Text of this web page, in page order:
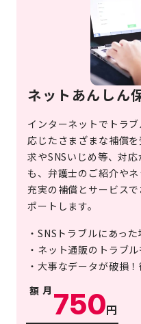
ネットあんしん
インターネットでトラ
応じたさまざまな補償
求やSNSいじめ等、対
も、弁護士のご紹介やネ
充実の補償とサービス
ポートします。
・SNSトラブルにあっ
・ネット通販のトラブ
・大事なデータが破損
月額 750円